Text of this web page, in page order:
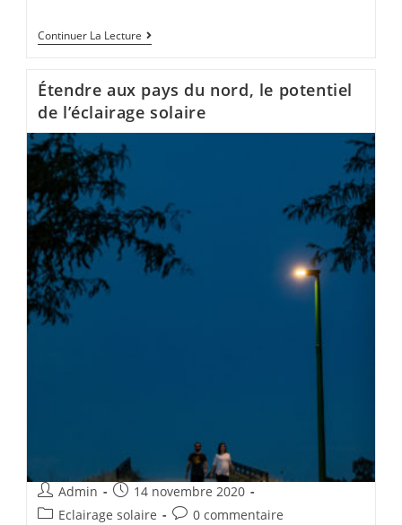
Continuer La Lecture
Étendre aux pays du nord, le potentiel
de l’éclairage solaire
Admin
14 novembre 2020
Eclairage solaire
0 commentaire